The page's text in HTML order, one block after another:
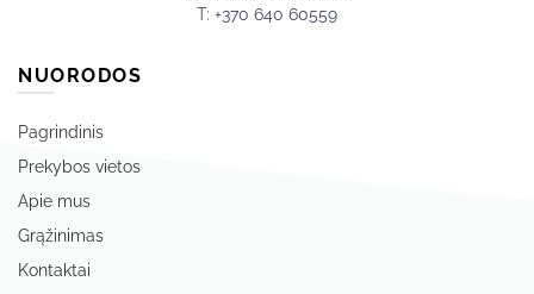
T: +370 640 60559
NUORODOS
Pagrindinis
Prekybos vietos
Apie mus
Grąžinimas
Kontaktai